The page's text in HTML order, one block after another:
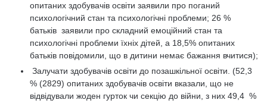
опитаних здобувачів освіти заявили про поганий
психологічний стан та психологічні проблеми; 26 %
батьків заявили про складний емоційний стан та
психологічні проблеми їхніх дітей, а 18,5% опитаних
батьків повідомили, що в дитини немає бажання вчитися);
Залучати здобувачів освіти до позашкільної освіти. (52,3
% (2829) опитаних здобувачів освіти вказали, що не
відвідували жоден гурток чи секцію до війни, з них 49,4 %